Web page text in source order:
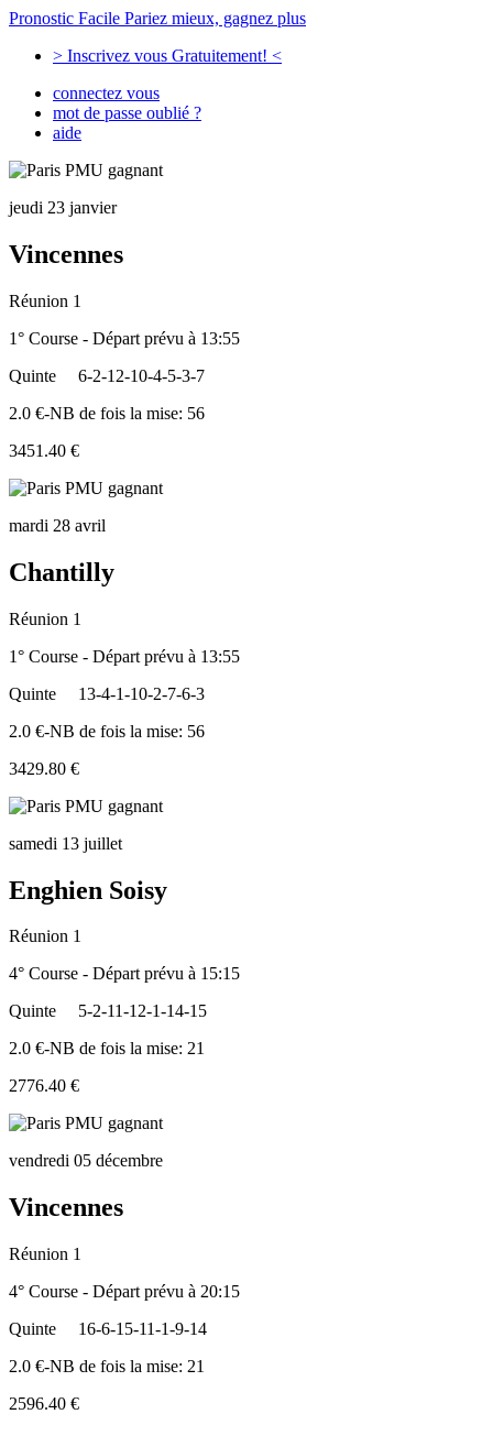
Pronostic Facile Pariez mieux, gagnez plus
> Inscrivez vous Gratuitement! <
connectez vous
mot de passe oublié ?
aide
jeudi 23 janvier
Vincennes
Réunion 1
1° Course - Départ prévu à 13:55
Quinte
6-2-12-10-4-5-3-7
2.0 €-NB de fois la mise: 56
3451.40 €
mardi 28 avril
Chantilly
Réunion 1
1° Course - Départ prévu à 13:55
Quinte
13-4-1-10-2-7-6-3
2.0 €-NB de fois la mise: 56
3429.80 €
samedi 13 juillet
Enghien Soisy
Réunion 1
4° Course - Départ prévu à 15:15
Quinte
5-2-11-12-1-14-15
2.0 €-NB de fois la mise: 21
2776.40 €
vendredi 05 décembre
Vincennes
Réunion 1
4° Course - Départ prévu à 20:15
Quinte
16-6-15-11-1-9-14
2.0 €-NB de fois la mise: 21
2596.40 €